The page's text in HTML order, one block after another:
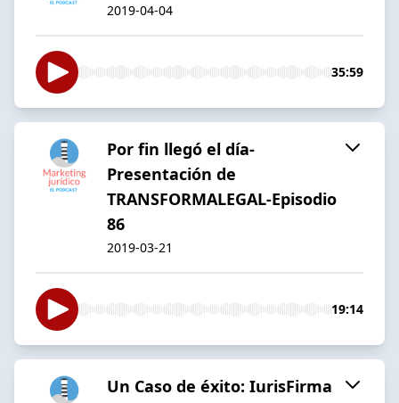
2019-04-04
35:59
Por fin llegó el día-
Presentación de
TRANSFORMALEGAL-Episodio
86
2019-03-21
19:14
Un Caso de éxito: IurisFirma